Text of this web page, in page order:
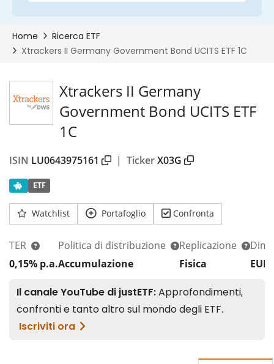
Xtrackers II Germany
Government Bond UCITS ETF
1C
ISIN LU0643975161 | TickerX03G
ETF
Watchlist Portafoglio Confronta
TER
0,15% p.a.
Politica di distribuzione
Accumulazione
Replicazione
Fisica